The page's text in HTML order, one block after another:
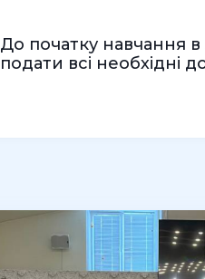
До початку навчання в
подати всі необхідні